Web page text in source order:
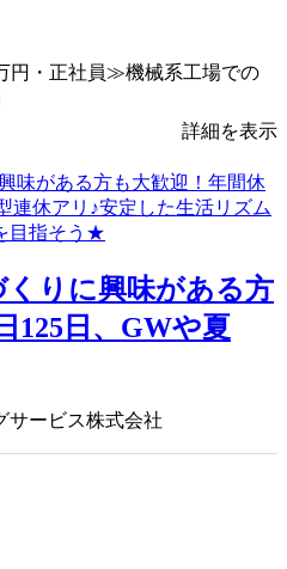
円・正社員≫機械系工場での
詳細を表示
りに興味がある方
125日、GWや夏
サービス株式会社